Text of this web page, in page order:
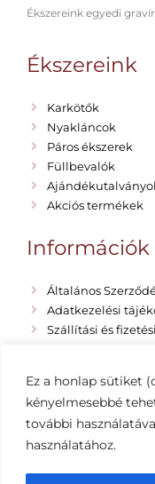
Ez a honlap sütiket
kényelmesebbé
további
használatához.
Ékszereink egyedi
Ékszereink
Karkötők
Nyakláncok
Páros ékszerek
Füllbevalók
Akciós termékek
Információk
Általános
Adatkezelési
Szállítási és
Impresszum
Copyright 2019-